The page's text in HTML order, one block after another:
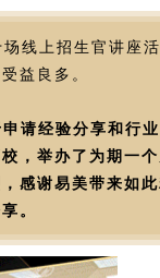
线上招生官讲座
益良多。
请经验分享和行
，举办了为期一
感谢易美带来如
。